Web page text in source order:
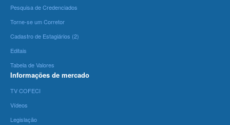
Pesquisa de Credenciados
Torne-se um Corretor
Cadastro de Estagiários (2)
Editais
Tabela de Valores
Informações de mercado
TV COFECI
Vídeos
Legislação